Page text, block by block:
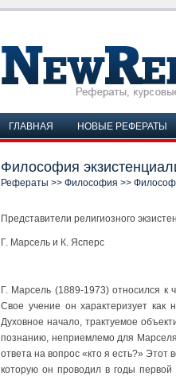
ГЛАВНАЯ НОВЫЕ РЕФЕРАТЫ
Философия
Рефераты >> Философия >>
Представители религиозного
Г. Марсель и К. Ясперс
Г. Марсель (1889-1973) относился к
Свое учение он характеризует
Духовное начало, трактуемое
познанию, неприемлемо для
ответа на вопрос «кто я есть?» Этот
которую он проводил в годы